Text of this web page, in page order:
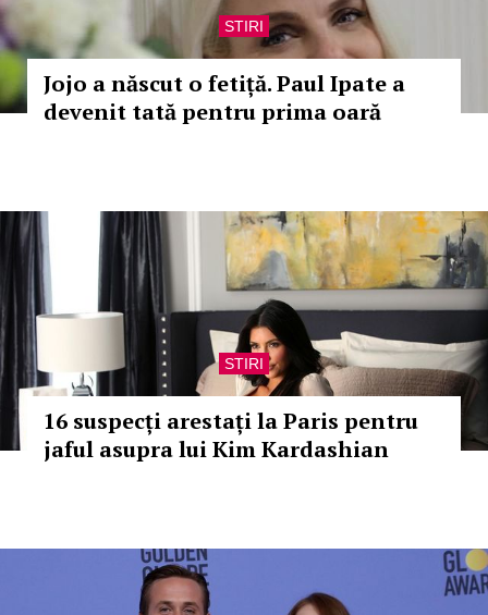
STIRI
Jojo a născut o fetiță. Paul Ipate a
devenit tată pentru prima oară
STIRI
16 suspecți arestați la Paris pentru
jaful asupra lui Kim Kardashian